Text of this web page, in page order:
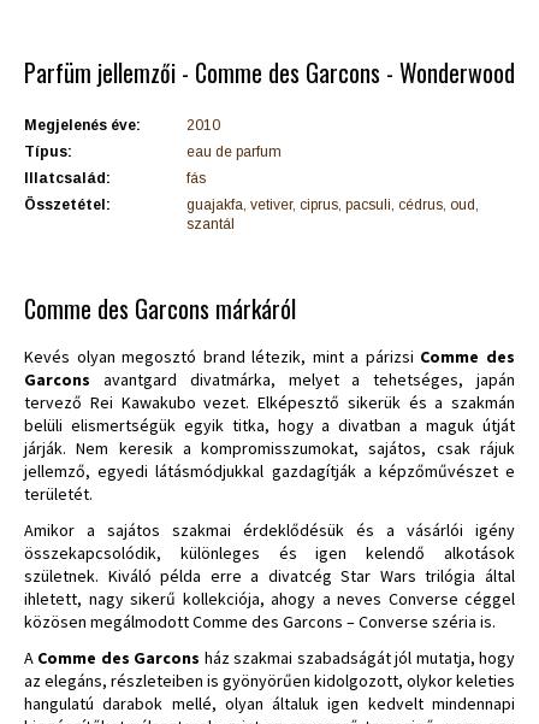
Parfüm jellemzői - Comme des Garcons - Wonderwood
Megjelenés éve:
2010
Típus:
eau de parfum
Illatcsalád:
fás
Összetétel:
guajakfa, vetiver, ciprus, pacsuli, cédrus, oud,
szantál
Comme des Garcons márkáról
Kevés olyan megosztó brand létezik, mint a párizsi Comme des
Garcons avantgard divatmárka, melyet a tehetséges, japán
tervező Rei Kawakubo vezet. Elképesztő sikerük és a szakmán
belüli elismertségük egyik titka, hogy a divatban a maguk útját
járják. Nem keresik a kompromisszumokat, sajátos, csak rájuk
jellemző, egyedi látásmódjukkal gazdagítják a képzőművészet e
területét.
Amikor a sajátos szakmai érdeklődésük és a vásárlói igény
összekapcsolódik, különleges és igen kelendő alkotások
születnek. Kiváló példa erre a divatcég Star Wars trilógia által
ihletett, nagy sikerű kollekciója, ahogy a neves Converse céggel
közösen megálmodott Comme des Garcons – Converse széria is.
A Comme des Garcons ház szakmai szabadságát jól mutatja, hogy
az elegáns, részleteiben is gyönyörűen kidolgozott, olykor keleties
hangulatú darabok mellé, olyan általuk igen kedvelt mindennapi